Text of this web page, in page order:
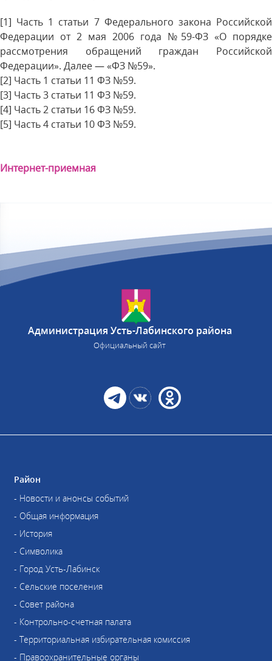
[1] Часть 1 статьи 7 Федерального закона Российской
Федерации от 2 мая 2006 года №59-ФЗ «О порядке
рассмотрения обращений граждан Российской
Федерации». Далее — «ФЗ №59».
[2] Часть 1 статьи 11 ФЗ №59.
[3] Часть 3 статьи 11 ФЗ №59.
[4] Часть 2 статьи 16 ФЗ №59.
[5] Часть 4 статьи 10 ФЗ №59.
Интернет-приемная
Администрация Усть-Лабинского района
Официальный сайт
Район
- Новости и анонсы событий
- Общая информация
- История
- Символика
- Город Усть-Лабинск
- Сельские поселения
- Совет района
- Контрольно-счетная палата
- Территориальная избирательная комиссия
- Правоохранительные органы